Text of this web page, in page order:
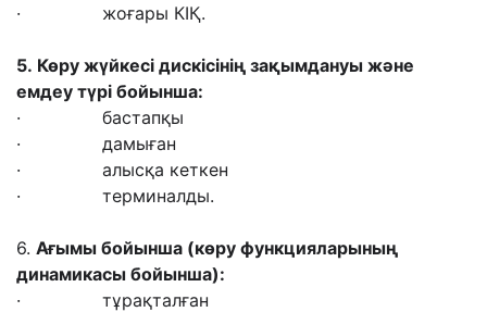
· жоғары КІҚ.
5. Көру жүйкесі дискісінің зақымдануы және
емдеу түрі бойынша:
· бастапқы
· дамыған
· алысқа кеткен
· терминалды.
6. Ағымы бойынша (көру функцияларының
динамикасы бойынша):
· тұрақталған